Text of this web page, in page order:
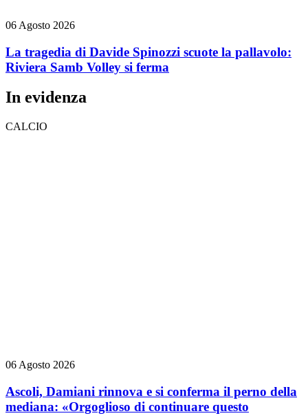
06 Agosto 2026
La tragedia di Davide Spinozzi scuote la pallavolo:
Riviera Samb Volley si ferma
In evidenza
CALCIO
06 Agosto 2026
Ascoli, Damiani rinnova e si conferma il perno della
mediana: «Orgoglioso di continuare questo